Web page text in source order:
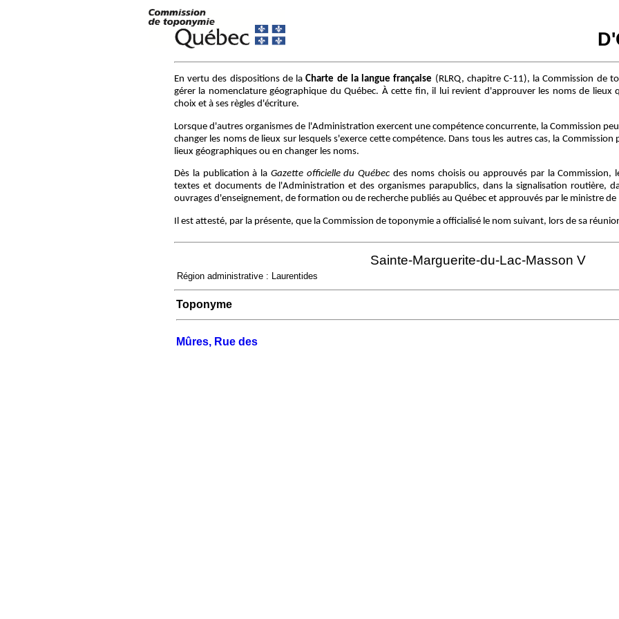
En vertu des dispositions de laCharte de la langue française (RLRQ, chapitre C-11), la Commission de
gérer la nomenclature géographique du Québec. À cette fin, il lui revient d'approuver les noms de lieux
choix et à ses règles d'écriture.
Lorsque d'autres organismes de l'Administration exercent une compétence concurrente, la Commission
changer les noms de lieux sur lesquels s'exerce cette compétence. Dans tous les autres cas, la
lieux géographiques ou en changer les noms.
Dès la publication à la Gazette officielle du Québec des noms choisis ou approuvés par la Commission,
textes et documents de l'Administration et des organismes parapublics, dans la signalisation routière,
ouvrages d'enseignement, de formation ou de recherche publiés au Québec et approuvés par le ministre
Il est attesté, par la présente, que la Commission de toponymie a officialisé le nom suivant, lors de sa
Sainte-Marguerite-du-Lac-Masson V
Région administrative : Laurentides
Toponyme
Mûres, Rue des